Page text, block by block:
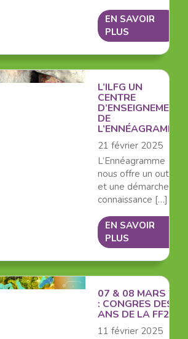
EN SAVOIR
PLUS
L’ILFG UN
CENTRE
D’ENSEIGNEMENT
DE
L’ENNÉAGRAMME
21 février 2025
L’Ennéagramme
nous offre un outil
et une démarche de
connaissance […]
EN SAVOIR
PLUS
07 & 08 MARS
: CONGRES DES 30
ANS DE LA FF2P
11 février 2025